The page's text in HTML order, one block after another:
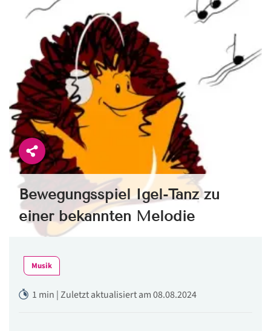
Bewegungsspiel Igel-Tanz zu
einer bekannten Melodie
Musik
1 min | Zuletzt aktualisiert am 08.08.2024